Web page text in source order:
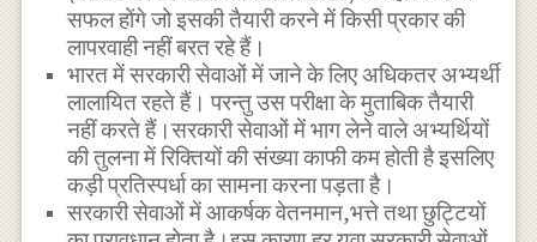
सफल होंगे जो इसकी तैयारी करने में किसी प्रकार की
लापरवाही नहीं बरत रहे हैं।
भारत में सरकारी सेवाओं में जाने के लिए अधिकतर अभ्यर्थी
लालायित रहते हैं। परन्तु उस परीक्षा के मुताबिक तैयारी
नहीं करते हैं।सरकारी सेवाओं में भाग लेने वाले अभ्यर्थियों
की तुलना में रिक्तियों की संख्या काफी कम होती है इसलिए
कड़ी प्रतिस्पर्धा का सामना करना पड़ता है।
सरकारी सेवाओं में आकर्षक वेतनमान,भत्ते तथा छुट्टियों